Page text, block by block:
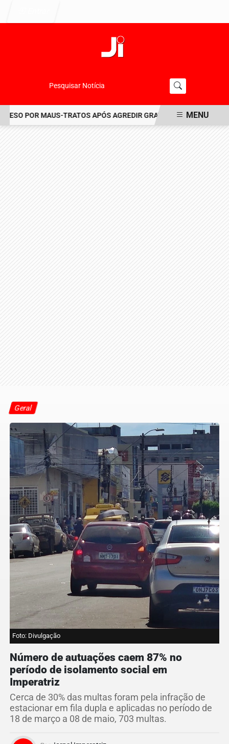
Pesquisar Notícia
POR MAUS-TRATOS APÓS AGREDIR GRAVEMENTE CACHORRO
MENU
Geral
Foto: Divulgação
Número de autuações caem 87% no
período de isolamento social em
Imperatriz
Cerca de 30% das multas foram pela infração de
estacionar em fila dupla e aplicadas no período de
18 de março a 08 de maio, 703 multas.